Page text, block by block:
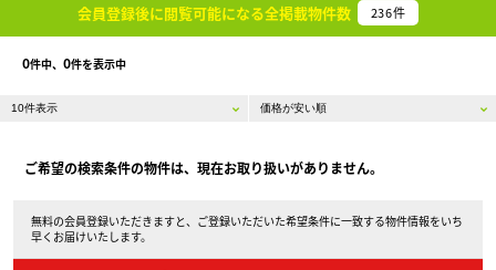
会員登録後に閲覧可能になる全掲載物件数 236件
0件中、 0件を表示中
ご希望の検索条件の物件は、現在お取り扱いがありません。
無料の会員登録いただきますと、ご登録いただいた希望条件に一致する物件情報をいち
早くお届けいたします。